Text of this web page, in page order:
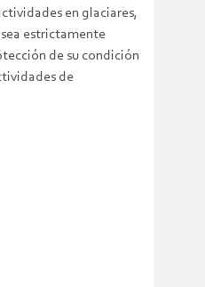
en glaciares,
estrictamente
de su condición
de